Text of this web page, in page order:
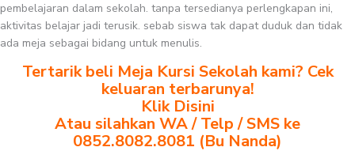
pembelajaran dalam sekolah. tanpa tersedianya perlengkapan ini,
aktivitas belajar jadi terusik. sebab siswa tak dapat duduk dan tidak
ada meja sebagai bidang untuk menulis.
Tertarik beli Meja Kursi Sekolah kami? Cek
keluaran terbarunya!
Klik Disini
Atau silahkan WA / Telp / SMS ke
0852.8082.8081 (Bu Nanda)